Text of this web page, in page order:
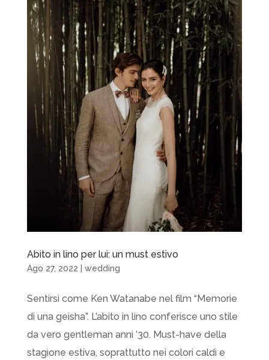
Abito in lino per lui: un must estivo
Ago 27, 2022 wedding
Sentirsi come Ken Watanabe nel film “Memorie
di una geisha”. L’abito in lino conferisce uno stile
da vero gentleman anni ’30. Must-have della
stagione estiva, soprattutto nei colori caldi e